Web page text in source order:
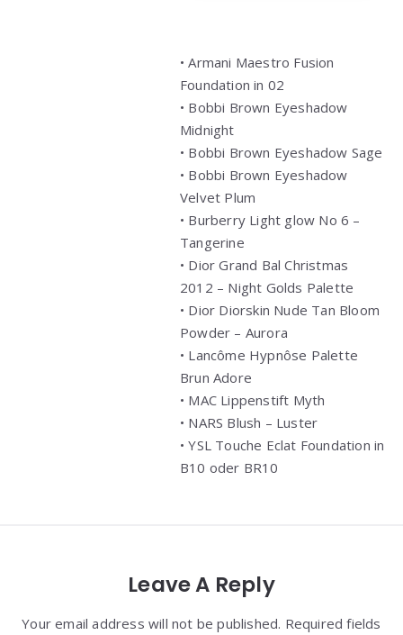
• Armani Maestro Fusion
Foundation in 02
• Bobbi Brown Eyeshadow
Midnight
• Bobbi Brown Eyeshadow Sage
• Bobbi Brown Eyeshadow
Velvet Plum
• Burberry Light glow No 6 –
Tangerine
• Dior Grand Bal Christmas
2012 – Night Golds Palette
• Dior Diorskin Nude Tan Bloom
Powder – Aurora
• Lancôme Hypnôse Palette
Brun Adore
• MAC Lippenstift Myth
• NARS Blush – Luster
• YSL Touche Eclat Foundation in
B10 oder BR10
Leave A Reply
Your email address will not be published. Required fields